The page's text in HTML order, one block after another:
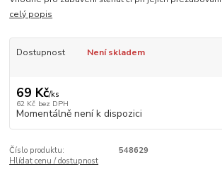
celý popis
Dostupnost Není skladem
69 Kč/ks
62 Kč bez DPH
Momentálně není k dispozici
Číslo produktu:
548629
Hlídat cenu / dostupnost